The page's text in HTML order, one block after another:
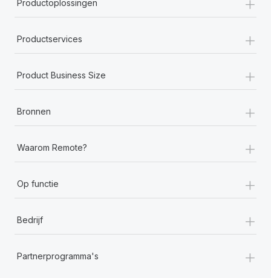
Productoplossingen
Productservices +
Product Business Size +
Bronnen +
Waarom Remote? +
Op functie +
Bedrijf +
Partnerprogramma's +